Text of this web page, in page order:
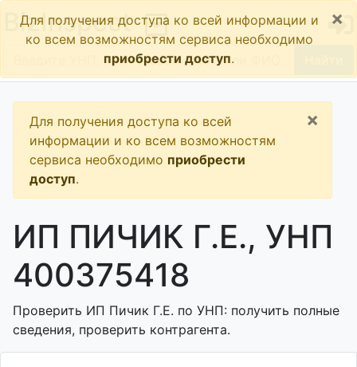
BizInspect
Для получения доступа ко всей информации и
ко всем возможностям сервиса необходимо
приобрести доступ.
×
Для получения доступа ко всей
информации и ко всем возможностям
сервиса необходимо приобрести
доступ.
×
ИП ПИЧИК Г.Е., УНП
400375418
Проверить ИП Пичик Г.Е. по УНП: получить полные
сведения, проверить контрагента.